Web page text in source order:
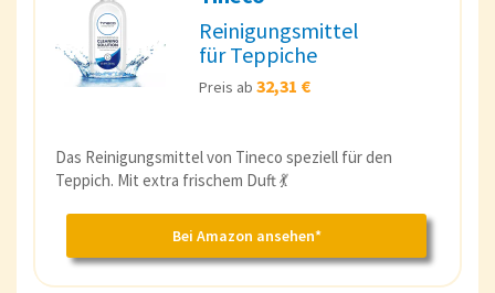
Reinigungsmittel
für Teppiche
Preis ab 32,31 €
Das Reinigungsmittel von Tineco speziell für den
Teppich. Mit extra frischem Duft 💃
Bei Amazon ansehen*